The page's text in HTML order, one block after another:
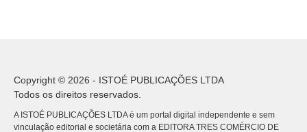
Copyright © 2026 - ISTOÉ PUBLICAÇÕES LTDA
Todos os direitos reservados.
A ISTOÉ PUBLICAÇÕES LTDA é um portal digital independente e sem
vinculação editorial e societária com a EDITORA TRES COMÉRCIO DE